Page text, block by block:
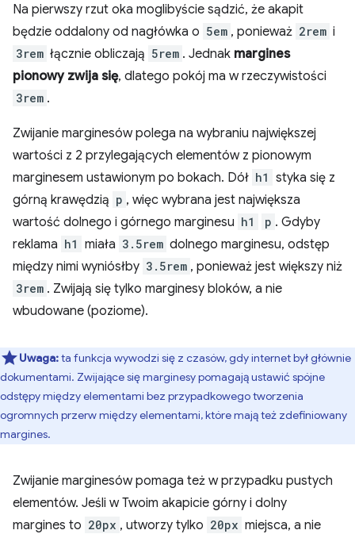
Na pierwszy rzut oka moglibyście sądzić, że akapit
będzie oddalony od nagłówka o 5em , ponieważ 2rem i
3rem łącznie obliczają 5rem . Jednak margines
pionowy zwija się, dlatego pokój ma w rzeczywistości
3rem .
Zwijanie marginesów polega na wybraniu największej
wartości z 2 przylegających elementów z pionowym
marginesem ustawionym po bokach. Dół h1 styka się z
górną krawędzią p , więc wybrana jest największa
wartość dolnego i górnego marginesu h1 p . Gdyby
reklama h1 miała 3.5rem dolnego marginesu, odstęp
między nimi wyniósłby 3.5rem , ponieważ jest większy niż
3rem . Zwijają się tylko marginesy bloków, a nie
wbudowane (poziome).
Uwaga:ta funkcja wywodzi się z czasów, gdy internet był głównie
dokumentami. Zwijające się marginesy pomagają ustawić spójne
odstępy między elementami bez przypadkowego tworzenia
ogromnych przerw między elementami, które mają też zdefiniowany
margines.
Zwijanie marginesów pomaga też w przypadku pustych
elementów. Jeśli w Twoim akapicie górny i dolny
margines to 20px , utworzy tylko 20px miejsca, a nie